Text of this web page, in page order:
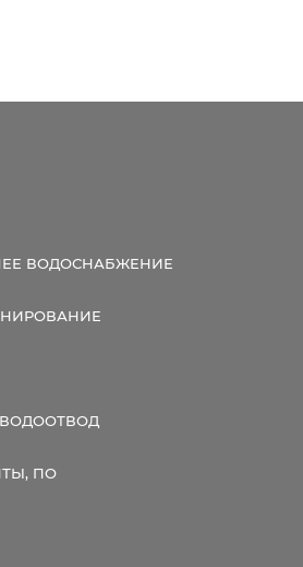
ВОДОСНАБЖЕНИЕ
ПО